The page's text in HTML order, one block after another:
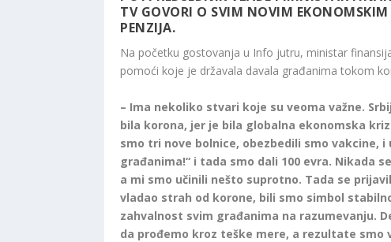
TV GOVORI O SVIM NOVIM
PENZIJA.
Na početku gostovanja u Info jutru, ministar
pomoći koje je državala davala građanima tokom
– Ima nekoliko stvari koje su veoma važne.
bila korona, jer je bila globalna ekonomska
smo tri nove bolnice, obezbedili smo vakcine,
građanima!“ i tada smo dali 100 evra. Nikada
a mi smo učinili nešto suprotno. Tada se
vladao strah od korone, bili smo simbol
zahvalnost svim građanima na razumevanju.
da prođemo kroz teške mere, a rezultate smo